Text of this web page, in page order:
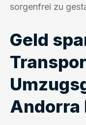
sorgenfrei zu
Geld
Andorra